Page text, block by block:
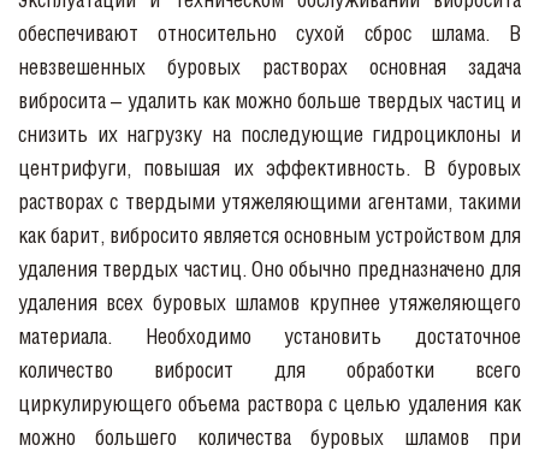
обеспечивают относительно сухой сброс шлама. В
невзвешенных буровых растворах основная задача
вибросита – удалить как можно больше твердых частиц и
снизить их нагрузку на последующие гидроциклоны и
центрифуги, повышая их эффективность. В буровых
растворах с твердыми утяжеляющими агентами, такими
как барит, вибросито является основным устройством для
удаления твердых частиц. Оно обычно предназначено для
удаления всех буровых шламов крупнее утяжеляющего
материала. Необходимо установить достаточное
количество вибросит для обработки всего
циркулирующего объема раствора с целью удаления как
можно большего количества буровых шламов при